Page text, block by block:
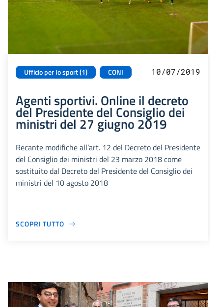
Ufficio per lo sport (1) CONI 10/07/2019
Agenti sportivi. Online il decreto
del Presidente del Consiglio dei
ministri del 27 giugno 2019
Recante modifiche all’art. 12 del Decreto del Presidente
del Consiglio dei ministri del 23 marzo 2018 come
sostituito dal Decreto del Presidente del Consiglio dei
ministri del 10 agosto 2018
SCOPRI TUTTO